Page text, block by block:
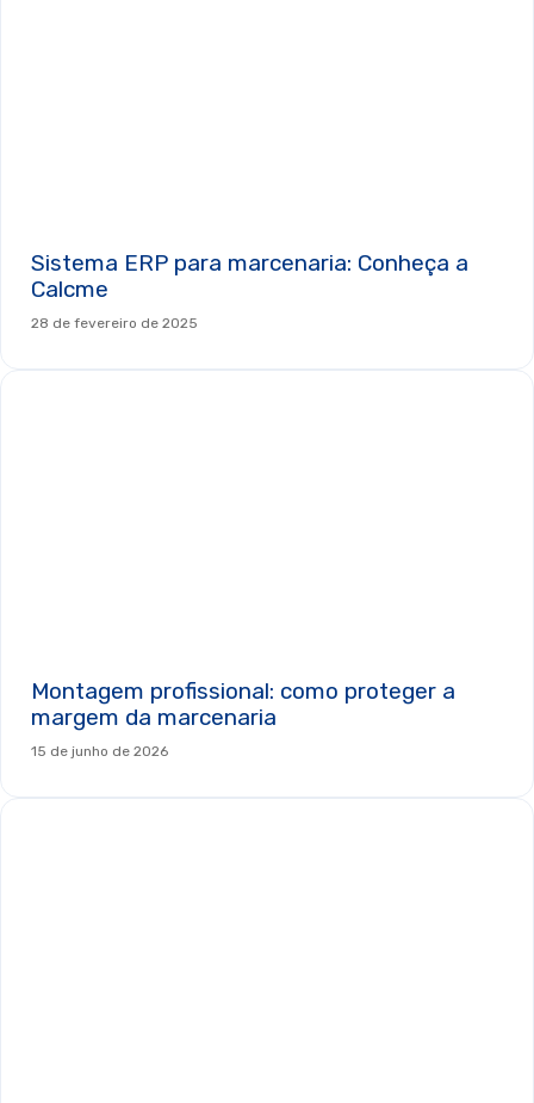
Sistema ERP para marcenaria: Conheça a
Calcme
28 de fevereiro de 2025
Montagem profissional: como proteger a
margem da marcenaria
15 de junho de 2026